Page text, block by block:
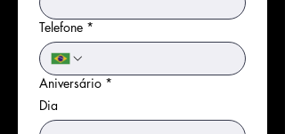
Telefone *
Aniversário *
Dia